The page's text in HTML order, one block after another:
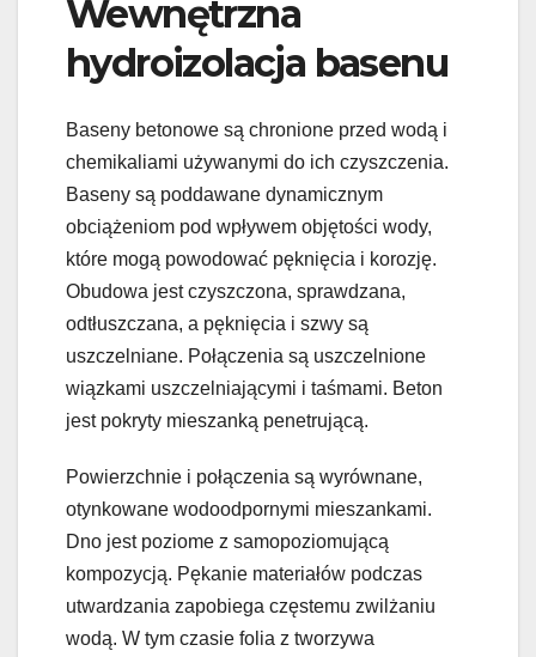
Wewnętrzna
hydroizolacja basenu
Baseny betonowe są chronione przed wodą i
chemikaliami używanymi do ich czyszczenia.
Baseny są poddawane dynamicznym
obciążeniom pod wpływem objętości wody,
które mogą powodować pęknięcia i korozję.
Obudowa jest czyszczona, sprawdzana,
odtłuszczana, a pęknięcia i szwy są
uszczelniane. Połączenia są uszczelnione
wiązkami uszczelniającymi i taśmami. Beton
jest pokryty mieszanką penetrującą.
Powierzchnie i połączenia są wyrównane,
otynkowane wodoodpornymi mieszankami.
Dno jest poziome z samopoziomującą
kompozycją. Pękanie materiałów podczas
utwardzania zapobiega częstemu zwilżaniu
wodą. W tym czasie folia z tworzywa